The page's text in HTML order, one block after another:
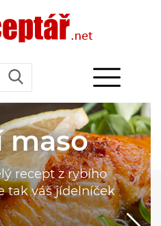
maso
recept z rybího
tak váš jídelníček